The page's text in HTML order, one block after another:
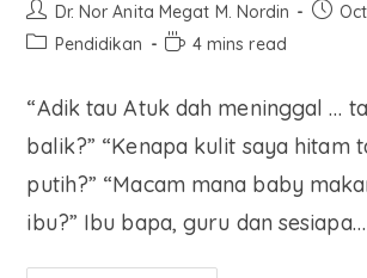
Dr. Nor Anita Megat M. Nordin
Pendidikan
4 mins read
“Adik tau Atuk dah meninggal …
balik?” “Kenapa kulit saya hitam
putih?” “Macam mana baby
ibu?” Ibu bapa, guru dan sesiapa…